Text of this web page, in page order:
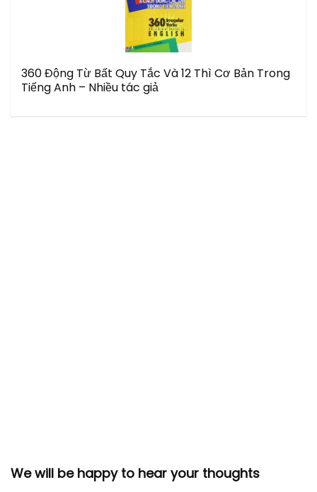
360 Động Từ Bất Quy Tắc Và 12 Thì Cơ Bản Trong
Tiếng Anh – Nhiều tác giả
We will be happy to hear your thoughts